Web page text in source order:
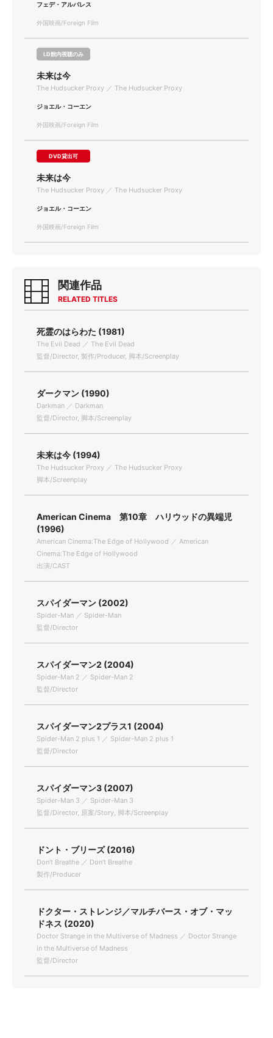
フェデ・アルバレス
外国映画/Foreign Film
LD館内視聴のみ
未来は今
The Hudsucker Proxy ／ The Hudsucker Proxy
ジョエル・コーエン
外国映画/Foreign Film
DVD貸出可
未来は今
The Hudsucker Proxy ／ The Hudsucker Proxy
ジョエル・コーエン
外国映画/Foreign Film
関連作品
RELATED TITLES
死霊のはらわた (1981)
The Evil Dead ／ The Evil Dead
監督/Director, 製作/Producer, 脚本/Screenplay
ダークマン (1990)
Darkman ／ Darkman
監督/Director, 脚本/Screenplay
未来は今 (1994)
The Hudsucker Proxy ／ The Hudsucker Proxy
脚本/Screenplay
American Cinema 第10章 ハリウッドの異端児
(1996)
American Cinema:The Edge of Hollywood ／ American
Cinema:The Edge of Hollywood
出演/CAST
スパイダーマン (2002)
Spider-Man ／ Spider-Man
監督/Director
スパイダーマン2 (2004)
Spider-Man 2 ／ Spider-Man 2
監督/Director
スパイダーマン2プラス1 (2004)
Spider-Man 2 plus 1 ／ Spider-Man 2 plus 1
監督/Director
スパイダーマン3 (2007)
Spider-Man 3 ／ Spider-Man 3
監督/Director, 原案/Story, 脚本/Screenplay
ドント・ブリーズ (2016)
Don't Breathe ／ Don't Breathe
製作/Producer
ドクター・ストレンジ／マルチバース・オブ・マッ
ドネス (2020)
Doctor Strange in the Multiverse of Madness ／ Doctor Strange
in the Multiverse of Madness
監督/Director